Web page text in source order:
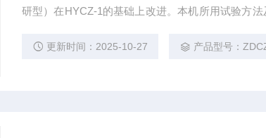
研型）在HYCZ-1的基础上改进。本机所用试验方
可控制试模表面温度
更新时间：2025-10-27 产品型号：